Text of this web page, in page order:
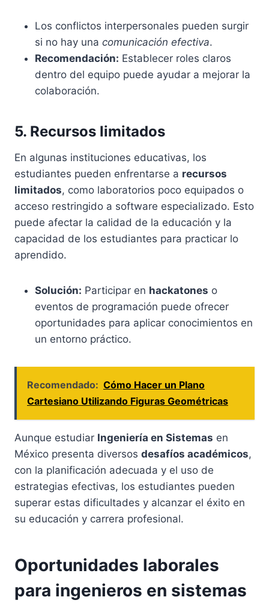
Los conflictos interpersonales pueden surgir
si no hay una comunicación efectiva.
Recomendación: Establecer roles claros
dentro del equipo puede ayudar a mejorar la
colaboración.
5. Recursos limitados
En algunas instituciones educativas, los
estudiantes pueden enfrentarse a recursos
limitados, como laboratorios poco equipados o
acceso restringido a software especializado. Esto
puede afectar la calidad de la educación y la
capacidad de los estudiantes para practicar lo
aprendido.
Solución: Participar en hackatones o
eventos de programación puede ofrecer
oportunidades para aplicar conocimientos en
un entorno práctico.
Recomendado: Cómo Hacer un Plano
Cartesiano Utilizando Figuras Geométricas
Aunque estudiar Ingeniería en Sistemas en
México presenta diversos desafíos académicos,
con la planificación adecuada y el uso de
estrategias efectivas, los estudiantes pueden
superar estas dificultades y alcanzar el éxito en
su educación y carrera profesional.
Oportunidades laborales
para ingenieros en sistemas